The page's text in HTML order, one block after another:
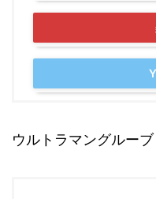
ウルトラマングルーブ